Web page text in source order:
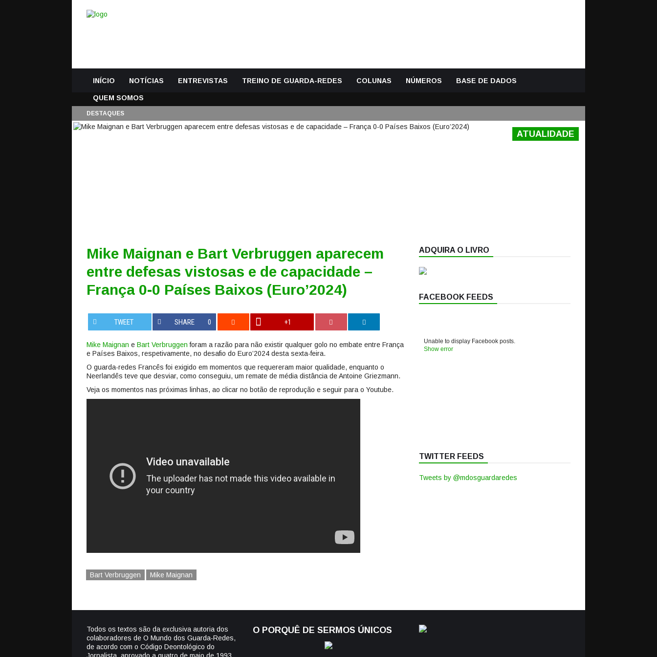
INÍCIO NOTÍCIAS ENTREVISTAS TREINO DE GUARDA-REDES COLUNAS NÚMEROS BASE DE DADOS
QUEM SOMOS
DESTAQUES
ATUALIDADE
Mike Maignan e Bart Verbruggen aparecem
entre defesas vistosas e de capacidade –
França 0-0 Países Baixos (Euro’2024)
TWEET SHARE 0 +1
Mike Maignan e Bart Verbruggen foram a razão para não existir qualquer golo no embate entre França
e Países Baixos, respetivamente, no desafio do Euro’2024 desta sexta-feira.
O guarda-redes Francês foi exigido em momentos que requereram maior qualidade, enquanto o
Neerlandês teve que desviar, como conseguiu, um remate de média distância de Antoine Griezmann.
Veja os momentos nas próximas linhas, ao clicar no botão de reprodução e seguir para o Youtube.
Bart Verbruggen Mike Maignan
ADQUIRA O LIVRO
FACEBOOK FEEDS
Unable to display Facebook posts.
Show error
TWITTER FEEDS
Tweets by @mdosguardaredes
Todos os textos são da exclusiva autoria dos
colaboradores de O Mundo dos Guarda-Redes,
de acordo com o Código Deontológico do
O PORQUÊ DE SERMOS ÚNICOS